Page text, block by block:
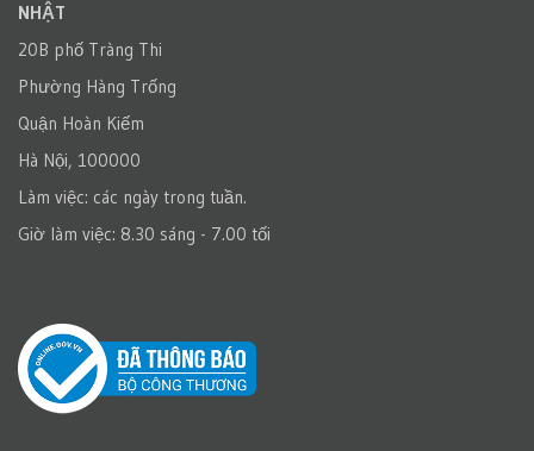
NHẬT
20B phố Tràng Thi
Phường Hàng Trống
Quận Hoàn Kiếm
Hà Nội, 100000
Làm việc: các ngày trong tuần.
Giờ làm việc: 8.30 sáng - 7.00 tối